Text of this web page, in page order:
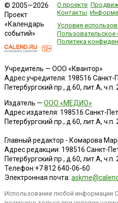
© 2005—2026
Проект
«Календарь
событий»
О проекте
Контакты
Условия
Пользовательское
Политика
Учредитель — ООО «Квантор»
Адрес учредителя: 198516 Санкт-
Петербургский пр., д.60, лит.А,
Издатель — ООО «МЕДИО»
Адрес издателя: 198516 Санкт-
Петербургский пр., д.60, лит.А,
Главный редактор - Комарова
Адрес редакции: 198516 Санкт-
Петербургский пр., д.60, лит.А,
Телефон:+7 812 640-06-60
Электронная почта:
Использование любой информации